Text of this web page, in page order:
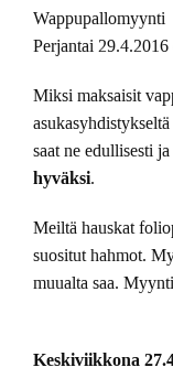
Wappupallomyynti
Perjantai
Miksi maksaisit
asukasyhdistykseltä
saat ne edullisesti
hyväksi.
Meiltä hauskat
suositut hahmot.
muualta saa.
Keskiviikkona